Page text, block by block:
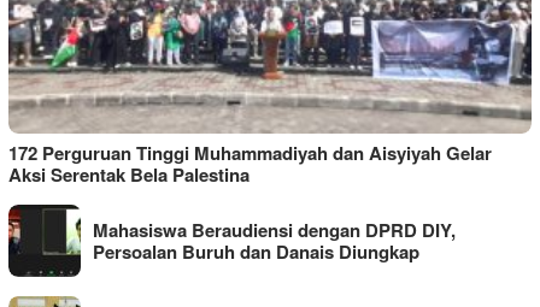
172 Perguruan Tinggi Muhammadiyah dan Aisyiyah Gelar
Aksi Serentak Bela Palestina
Mahasiswa Beraudiensi dengan DPRD DIY,
Persoalan Buruh dan Danais Diungkap